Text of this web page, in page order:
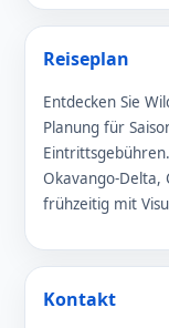
Reiseplan
Entdecken Sie
Planung für
Okavango-Delta,
frühzeitig mit
Kontakt